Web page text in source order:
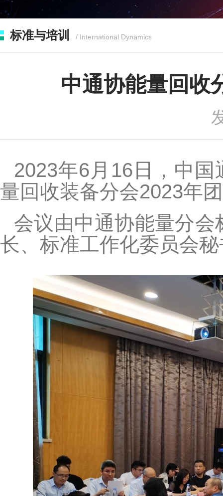
标准与培训 / International Dynamics
中通协能量回收
2023年6月16日，中国
量回收装备分会2023年
会议由中通协能量分
长、标准工作化委员会